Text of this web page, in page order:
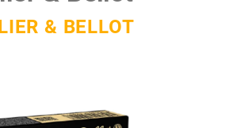
& BELLOT